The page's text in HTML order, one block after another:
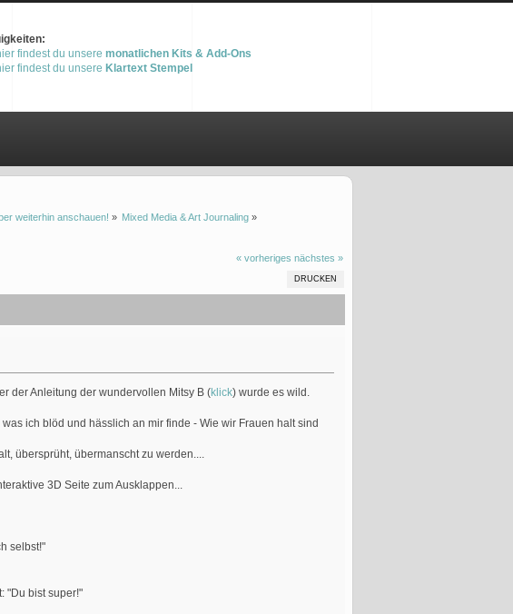
findest du unsere monatlichen Kits & Add-Ons
findest du unsere Klartext Stempel
weiterhin anschauen! » Mixed Media & Art Journaling»
« vorheriges nächstes »
DRUCKEN
der Anleitung der wundervollen Mitsy B (klick) wurde es wild.
ich blöd und hässlich an mir finde - Wie wir Frauen halt sind
übersprüht, übermanscht zu werden....
3D Seite zum Ausklappen...
selbst!"
"Du bist super!"